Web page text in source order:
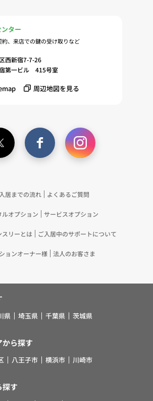
回答、連絡、確認（7）サービスへ
ービス利用時の本人認証ならびにお
ナー様の管理（8）サービスの保
サービスの改善のためおよびサービ
き、当ウェブサイトの利用履歴に関
DMP事業者その他業務を提携する
提携事業者等」といいます。）が既
情報と当社から取得する個人情報を
嗜好に応じたサービスに関する広告
マーケティング活動を行うため
ーへの同意に基づき、提携事業者等
を突合して「4.利用目的について」
用するため（12）本ポリシーへの同
目的について」記載の目的で利用す
記(1)～(12)に付随するアフターサ
ティング活動、お問い合わせ対応お
実施
、次に掲げる場合を除き、弊社が
報を、あらかじめお客様およびオー
づく場合 ②人の生命、身体また
ター
約、来店での鍵の受け取りなど
西新宿7-7-26
第一ビル 415号室
周辺地図を見る
居までの流れ よくあるご質問
ルオプション サービスオプション
スリーとは ご入居中のサポートについて
ョンオーナー様 法人のお客さま
県 埼玉県 千葉県 茨城県
から探す
八王子市 横浜市 川崎市
探す